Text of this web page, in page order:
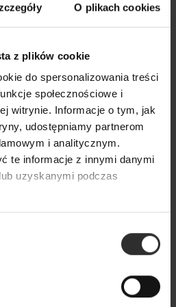
O plikach cookies
z plików cookie
do spersonalizowania treści
społecznościowe i
witrynie. Informacje o tym, jak
udostępniamy partnerom
i analitycznym.
te informacje z innymi danymi
uzyskanymi podczas
z
New York
Wiskozowy
bluzka w
& Slim Black
399,00 zł
produkty